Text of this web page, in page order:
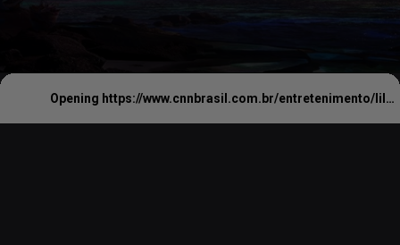
Opening https://www.cnnbrasil.com.br/entretenimento/lilo-stitch-e-mais-veja-filmes-da-disney-que-chegam-aos-cinemas-em-2025/